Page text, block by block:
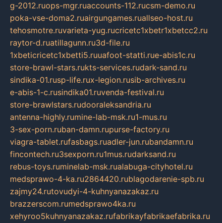
g-2012.ruops-mgr.ruaccounts-112.rucsm-demo.ru
poka-vse-doma2.ruairgungames.ruallseo-host.ru
tehosmotre.ruvarieta-yug.rucricetc1xbetr1xbetcc2.ru
raytor-d.ruatillagunn.ru3d-file.ru
1xbeticricetc1xbetti5.ruuafoot-statti.rue-abis1c.ru
store-brawl-stars.rukts-services.rudark-sand.ru
sindika-01.rusp-life.rux-legion.rusib-archives.ru
e-abis-1-c.rusindika01.ruvenda-festival.ru
store-brawlstars.rudooraleksandria.ru
antenna-highly.rumine-lab-msk.ru1-mus.ru
3-sex-porn.ruban-damn.rupurse-factory.ru
viagra-tablet.rufasbags.ruadler-jun.rubandamn.ru
fincontech.ru3sexporn.ru1mus.rudarksand.ru
rebus-toys.ruminelab-msk.rualabuga-cityhotel.ru
medsprawo-4-ka.ru2864420.rublagodarenie-spb.ru
zajmy24.rutovudyi-4-kuhnyanazakaz.ru
brazzerscom.rumedsprawo4ka.ru
xehyroo5kuhnyanazakaz.rufabrikayfabrikaefabrika.ru